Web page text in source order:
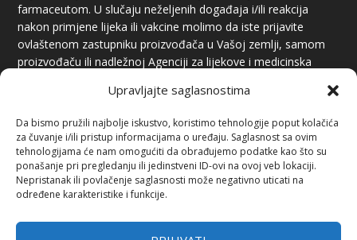
Upravljajte saglasnostima
Da bismo pružili najbolje iskustvo, koristimo tehnologije poput kolačića
za čuvanje i/ili pristup informacijama o uređaju. Saglasnost sa ovim
tehnologijama će nam omogućiti da obrađujemo podatke kao što su
ponašanje pri pregledanju ili jedinstveni ID-ovi na ovoj veb lokaciji.
Nepristanak ili povlačenje saglasnosti može negativno uticati na
određene karakteristike i funkcije.
farmaceutom. U slučaju neželjenih događaja i/ili reakcija
nakon primjene lijeka ili vakcine molimo da iste prijavite
ovlaštenom zastupniku proizvođača u Vašoj zemlji, samom
proizvođaču ili nadležnoj Agenciji za lijekove i medicinska
PREUZIMANJE SADRŽAJA
Preuzimanje sadržaja je dozvoljeno uz obavezno navođenje